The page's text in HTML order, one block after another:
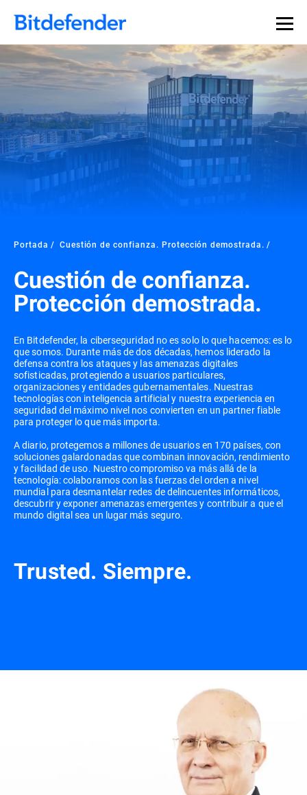
Portada Cuestión de confianza. Protección demostrada.
Cuestión de confianza.
Protección demostrada.
En Bitdefender, la ciberseguridad no es solo lo que hacemos: es lo
que somos. Durante más de dos décadas, hemos liderado la
defensa contra los ataques y las amenazas digitales
sofisticadas, protegiendo a usuarios particulares,
organizaciones y entidades gubernamentales. Nuestras
tecnologías con inteligencia artificial y nuestra experiencia en
seguridad del máximo nivel nos convierten en un partner fiable
para proteger lo que más importa.
A diario, protegemos a millones de usuarios en 170 países, con
soluciones galardonadas que combinan innovación, rendimiento
y facilidad de uso. Nuestro compromiso va más allá de la
tecnología: colaboramos con las fuerzas del orden a nivel
mundial para desmantelar redes de delincuentes informáticos,
descubrir y exponer amenazas emergentes y contribuir a que el
mundo digital sea un lugar más seguro.
Trusted. Siempre.